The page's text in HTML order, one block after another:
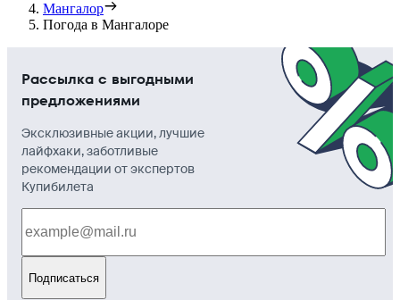
Мангалор
Погода в Мангалоре
Рассылка с выгодными
предложениями
Эксклюзивные акции, лучшие
лайфхаки, заботливые
рекомендации от экспертов
Купибилета
Подписаться